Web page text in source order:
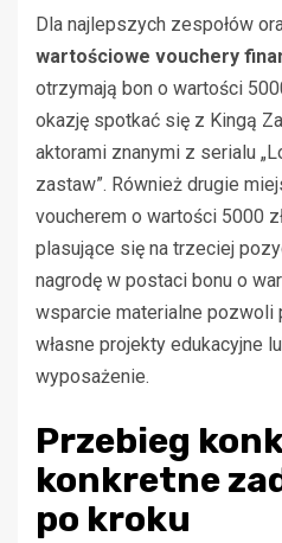
Dla najlepszych zespołów
wartościowe vouchery
otrzymają bon o wartości
okazję spotkać się z Kingą
aktorami znanymi z serialu
zastaw”. Również drugie
voucherem o wartości 5000
plasujące się na trzeciej
nagrodę w postaci bonu o
wsparcie materialne
własne projekty edukacyjne
wyposażenie.
Przebieg
konkretne
po kroku